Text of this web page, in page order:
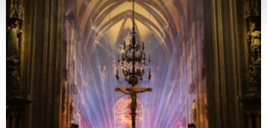
bestimmten Merkmalen (Fingerprinting) identifizieren
Erfahren Sie mehr darüber, wie Ihre persönlichen Daten
verarbeitet werden, und legen Sie Ihre Präferenzen im
Abschnitt Einzelheiten
fest.
Wir verwenden Cookies, um Inhalte und Anzeigen zu
personalisieren, Funktionen für soziale Medien anbieten
zu können und die Zugriffe auf unsere Website zu
analysieren. Außerdem geben wir Informationen zu Ihrer